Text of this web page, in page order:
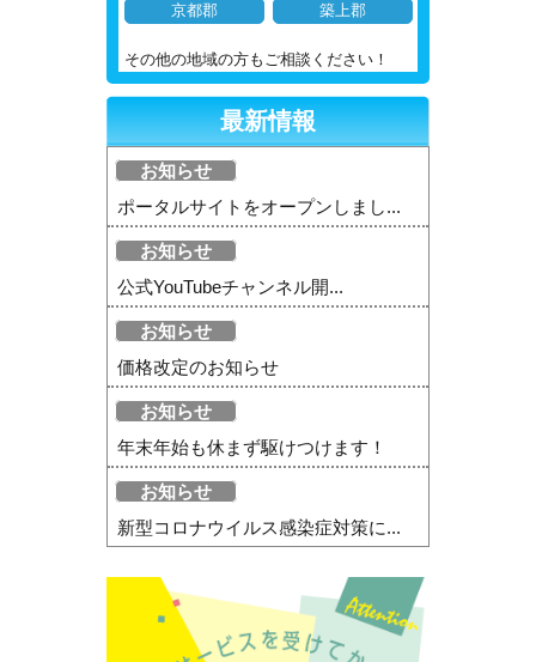
京都郡
築上郡
その他の地域の方もご相談ください！
最新情報
お知らせ
ポータルサイトをオープンしまし...
お知らせ
公式YouTubeチャンネル開...
お知らせ
価格改定のお知らせ
お知らせ
年末年始も休まず駆けつけます！
お知らせ
新型コロナウイルス感染症対策に...